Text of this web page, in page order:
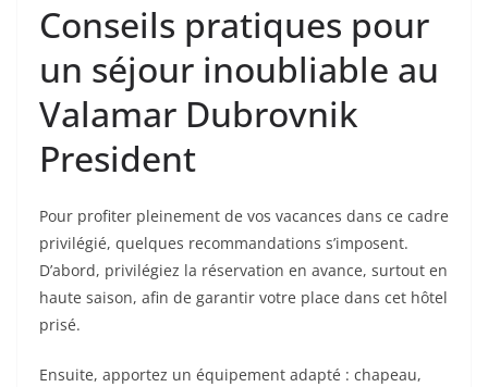
Conseils pratiques pour
un séjour inoubliable au
Valamar Dubrovnik
President
Pour profiter pleinement de vos vacances dans ce cadre
privilégié, quelques recommandations s’imposent.
D’abord, privilégiez la réservation en avance, surtout en
haute saison, afin de garantir votre place dans cet hôtel
prisé.
Ensuite, apportez un équipement adapté : chapeau,